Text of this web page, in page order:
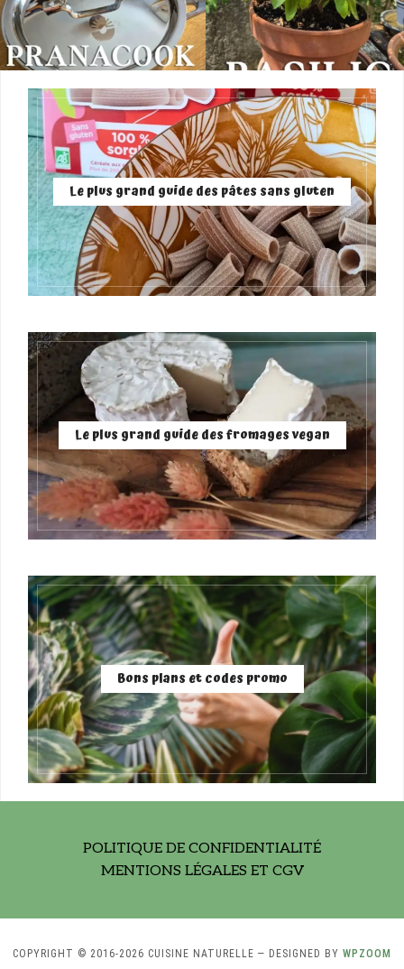
Le plus grand guide des pâtes sans gluten
Le plus grand guide des fromages vegan
Bons plans et codes promo
POLITIQUE DE CONFIDENTIALITÉ
MENTIONS LÉGALES ET CGV
COPYRIGHT © 2016-2026 CUISINE NATURELLE — DESIGNED BY WPZOOM